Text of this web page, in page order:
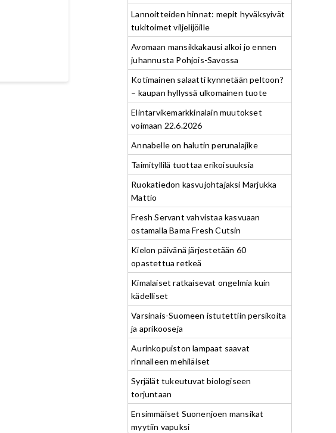
Lannoitteiden hinnat: mepit hyväksyivät
tukitoimet viljelijöille
Avomaan mansikkakausi alkoi jo ennen
juhannusta Pohjois-Savossa
Kotimainen salaatti kynnetään peltoon?
– kaupan hyllyssä ulkomainen tuote
Elintarvikemarkkinalain muutokset
voimaan 22.6.2026
Annabelle on halutin perunalajike
Taimityllilä tuottaa erikoisuuksia
Ruokatiedon kasvujohtajaksi Marjukka
Mattio
Fresh Servant vahvistaa kasvuaan
ostamalla Bama Fresh Cutsin
Kielon päivänä järjestetään 60
opastettua retkeä
Kimalaiset ratkaisevat ongelmia kuin
kädelliset
Varsinais-Suomeen istutettiin persikoita
ja aprikooseja
Aurinkopuiston lampaat saavat
rinnalleen mehiläiset
Syrjälät tukeutuvat biologiseen
torjuntaan
Ensimmäiset Suonenjoen mansikat
myytiin vapuksi